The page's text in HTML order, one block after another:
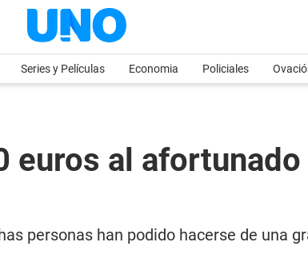
Series y Películas Economia Policiales
euros al
personas han podido hacerse de una